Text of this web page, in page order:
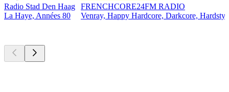
Radio Stad Den Haag
La Haye, Années 80
FRENCHCORE24FM RADIO
Venray, Happy Hardcore, Darkcore,